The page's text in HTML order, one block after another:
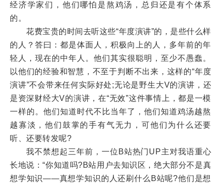
经济学家们，他们哪怕是熬鸡汤，总归还是有个体系
的。
花费宝贵的时间去听这些“年度演讲”的，是些什么样
的人？答曰：都是体面人，积极向上的人，多年前的年
轻人，现在的中年人。他们其实很聪明，至少不愚蠢。
以他们的经验和智慧，不至于判断不出来，这样的“年度
演讲”不会带来任何实际好处;无论是野生大V的演讲，还
是资深财经大V的演讲，在“无效”这件事情上，都是一模
一样的。他们知道时代不比当年了，他们知道鸡汤越熬
越寡淡，他们鼓掌的手有气无力，可他们为什么还要
听、还要转发呢?
我不禁想起三年前，一位B站热门UP主对我语重心
长地说：“你知道吗?B站用户去知识区，绝大部分不是真
想学知识——真想学知识的人还刷什么B站呢?他们是想